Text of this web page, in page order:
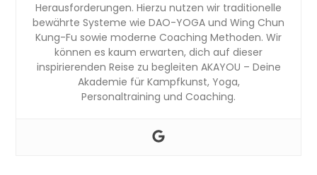
Herausforderungen. Hierzu nutzen wir traditionelle
bewährte Systeme wie DAO-YOGA und Wing Chun
Kung-Fu sowie moderne Coaching Methoden. Wir
können es kaum erwarten, dich auf dieser
inspirierenden Reise zu begleiten AKAYOU – Deine
Akademie für Kampfkunst, Yoga,
Personaltraining und Coaching.